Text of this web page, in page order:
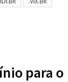
para o